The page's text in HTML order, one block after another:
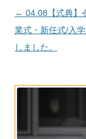
投
稿
ナ
ョ
← 04.08【式典】
業式・新任式/入
しました。